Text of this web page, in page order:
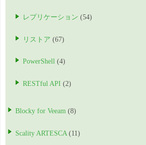
レプリケーション (54)
リストア (67)
PowerShell (4)
RESTful API (2)
Blocky for Veeam (8)
Scality ARTESCA (11)